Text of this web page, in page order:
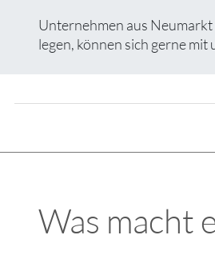
Unternehmen aus
legen, können sich gerne
Was macht